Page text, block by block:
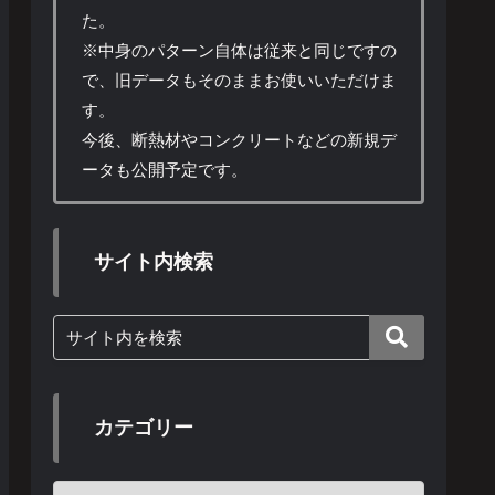
た。
※中身のパターン自体は従来と同じですの
で、旧データもそのままお使いいただけま
す。
今後、断熱材やコンクリートなどの新規デ
ータも公開予定です。
サイト内検索
カテゴリー